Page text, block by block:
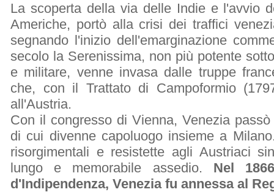
La scoperta della via delle Indie e l'avvio
Americhe, portò alla crisi dei traffici
segnando l'inizio dell'emarginazione
secolo la Serenissima, non più potente
e militare, venne invasa dalle truppe
che, con il Trattato di Campoformio
all'Austria.
Con il congresso di Vienna, Venezia
di cui divenne capoluogo insieme a
risorgimentali e resistette agli Austriaci
lungo e memorabile assedio. Nel
d'Indipendenza, Venezia fu annessa al